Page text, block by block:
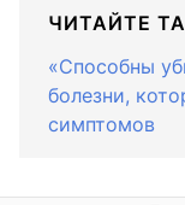
ЧИТАЙТЕ
«Способны
болезни,
симптомов